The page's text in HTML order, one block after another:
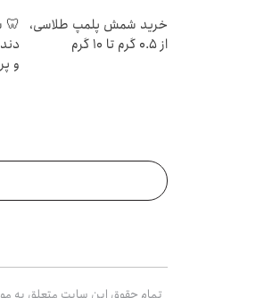
خرید شمش پلمپ طلاسی،
از ۰.۵ گرم تا ۱۰ گرم
🦷
و